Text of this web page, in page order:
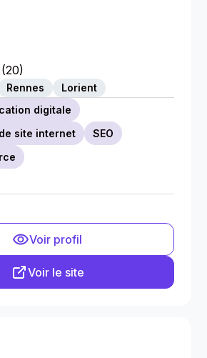
(20)
Rennes
Lorient
digitale
site internet
SEO
Voir profil
Voir le site